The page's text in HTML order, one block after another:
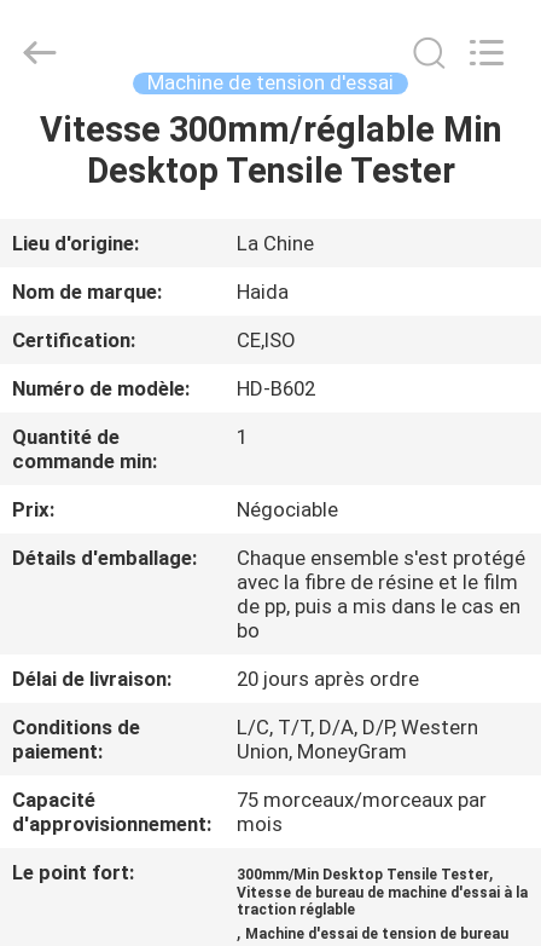
PRODUITS
LE
VR
DE
NOUS
VISITE
DE
L'USINE
Equipment
Reserved.
Machine de tension d'essai
Vitesse 300mm/réglable Min
Desktop Tensile Tester
Lieu d'origine:
La Chine
Nom de marque:
Haida
Certification:
CE,ISO
Numéro de modèle:
HD-B602
Quantité de
commande min:
1
Prix:
Négociable
Détails d'emballage:
Chaque ensemble s'est protégé
avec la fibre de résine et le film
de pp, puis a mis dans le cas en
bo
Délai de livraison:
20 jours après ordre
Conditions de
paiement:
L/C, T/T, D/A, D/P, Western
Union, MoneyGram
Capacité
d'approvisionnement:
75 morceaux/morceaux par
mois
Le point fort:
300mm/Min Desktop Tensile Tester,
Vitesse de bureau de machine d'essai à la
traction réglable
, Machine d'essai de tension de bureau